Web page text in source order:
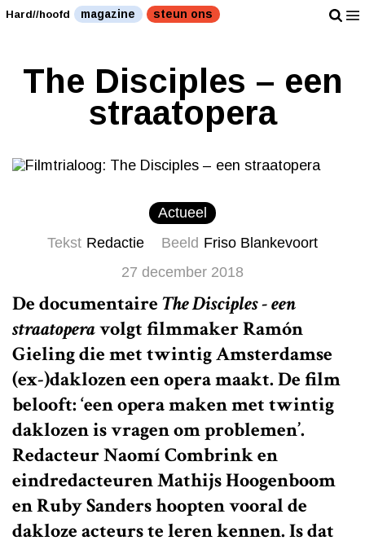
Hard//hoofd magazine steun ons
The Disciples – een
straatopera
Actueel
Tekst Redactie Beeld Friso Blankevoort
27 december 2018
De documentaireThe Disciples - een
straatoperavolgt filmmaker Ramón
Gieling die met twintig Amsterdamse
(ex-)daklozen een opera maakt. De film
belooft: ‘een opera maken met twintig
daklozen is vragen om problemen’.
Redacteur Naomí Combrink en
eindredacteuren Mathijs Hoogenboom
en Ruby Sanders hoopten vooral de
dakloze acteurs te leren kennen. Is dat